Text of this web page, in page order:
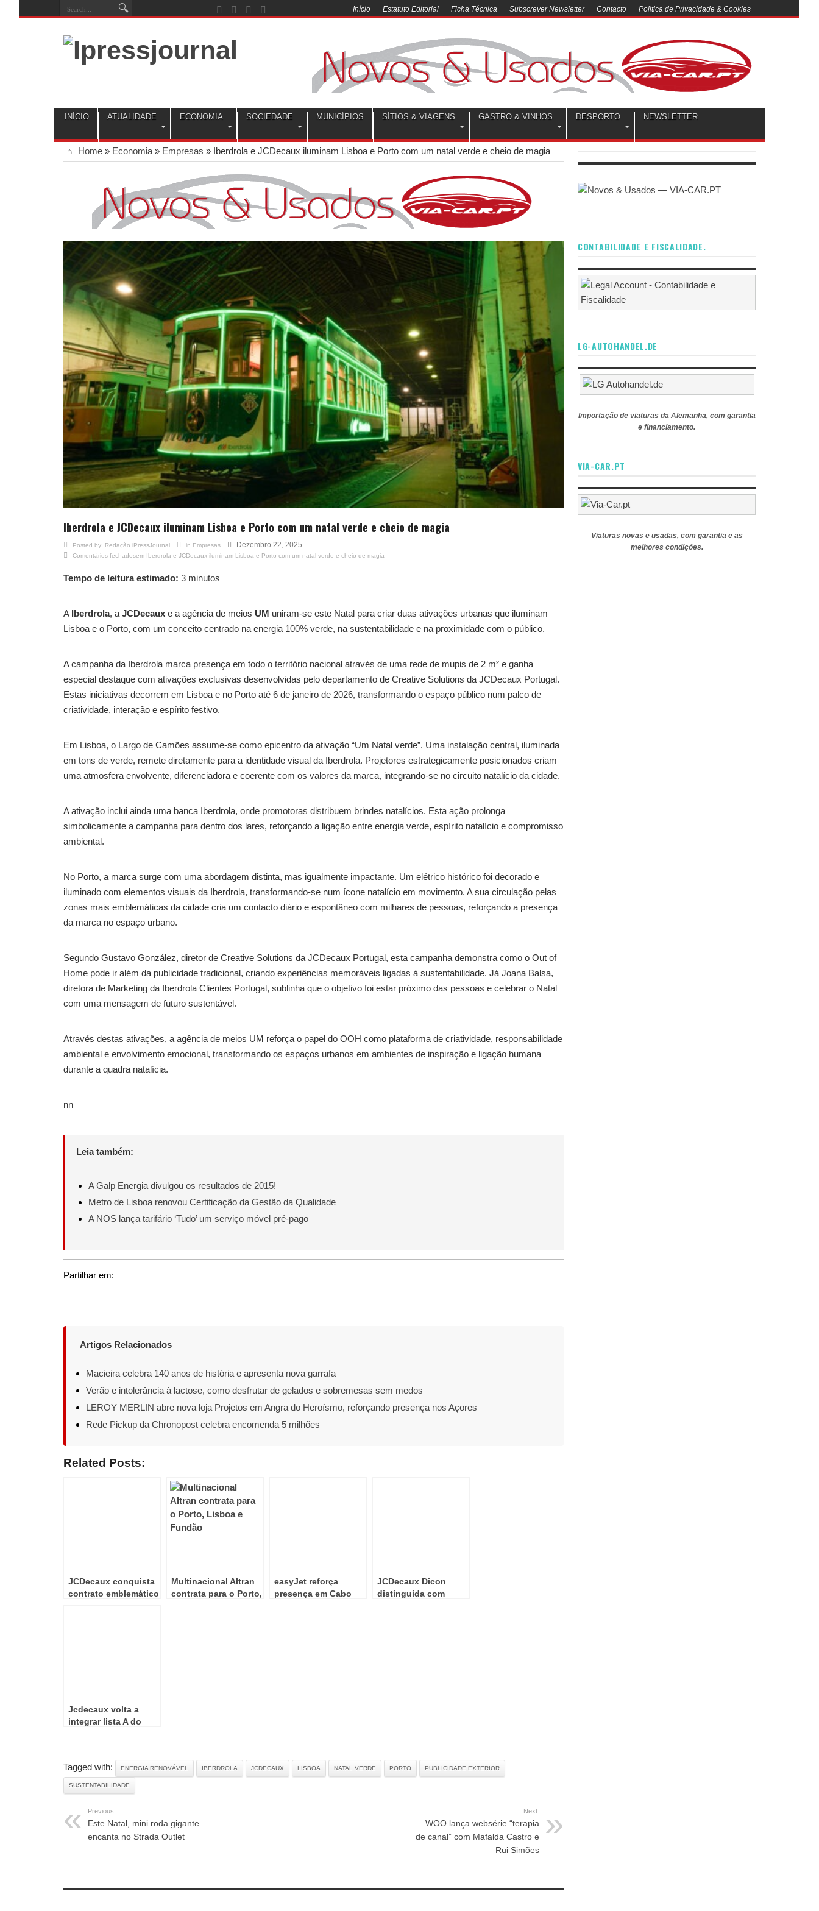
Início Estatuto Editorial Ficha Técnica Subscrever Newsletter Contacto Politica de Privacidade & Cookies
INÍCIO ATUALIDADE ECONOMIA SOCIEDADE MUNICÍPIOS SÍTIOS & VIAGENS GASTRO & VINHOS DESPORTO NEWSLETTER
Home » Economia » Empresas » Iberdrola e JCDecaux iluminam Lisboa e Porto com um natal verde e cheio de magia
Iberdrola e JCDecaux iluminam Lisboa e Porto com um natal verde e cheio de magia
Posted by: Redação iPressJournal in Empresas Dezembro 22, 2025
Comentários fechadosem Iberdrola e JCDecaux iluminam Lisboa e Porto com um natal verde e cheio de magia
Tempo de leitura estimado: 3 minutos
A Iberdrola, a JCDecaux e a agência de meios UM uniram-se este Natal para criar duas ativações urbanas que iluminam
Lisboa e o Porto, com um conceito centrado na energia 100% verde, na sustentabilidade e na proximidade com o público.
A campanha da Iberdrola marca presença em todo o território nacional através de uma rede de mupis de 2 m² e ganha
especial destaque com ativações exclusivas desenvolvidas pelo departamento de Creative Solutions da JCDecaux Portugal.
Estas iniciativas decorrem em Lisboa e no Porto até 6 de janeiro de 2026, transformando o espaço público num palco de
criatividade, interação e espírito festivo.
Em Lisboa, o Largo de Camões assume-se como epicentro da ativação “Um Natal verde”. Uma instalação central, iluminada
em tons de verde, remete diretamente para a identidade visual da Iberdrola. Projetores estrategicamente posicionados criam
uma atmosfera envolvente, diferenciadora e coerente com os valores da marca, integrando-se no circuito natalício da cidade.
A ativação inclui ainda uma banca Iberdrola, onde promotoras distribuem brindes natalícios. Esta ação prolonga
simbolicamente a campanha para dentro dos lares, reforçando a ligação entre energia verde, espírito natalício e compromisso
ambiental.
No Porto, a marca surge com uma abordagem distinta, mas igualmente impactante. Um elétrico histórico foi decorado e
iluminado com elementos visuais da Iberdrola, transformando-se num ícone natalício em movimento. A sua circulação pelas
zonas mais emblemáticas da cidade cria um contacto diário e espontâneo com milhares de pessoas, reforçando a presença
da marca no espaço urbano.
Segundo Gustavo González, diretor de Creative Solutions da JCDecaux Portugal, esta campanha demonstra como o Out of
Home pode ir além da publicidade tradicional, criando experiências memoráveis ligadas à sustentabilidade. Já Joana Balsa,
diretora de Marketing da Iberdrola Clientes Portugal, sublinha que o objetivo foi estar próximo das pessoas e celebrar o Natal
com uma mensagem de futuro sustentável.
Através destas ativações, a agência de meios UM reforça o papel do OOH como plataforma de criatividade, responsabilidade
ambiental e envolvimento emocional, transformando os espaços urbanos em ambientes de inspiração e ligação humana
durante a quadra natalícia.
nn
Leia também:
A Galp Energia divulgou os resultados de 2015!
Metro de Lisboa renovou Certificação da Gestão da Qualidade
A NOS lança tarifário ‘Tudo’ um serviço móvel pré-pago
Partilhar em:
Artigos Relacionados
Macieira celebra 140 anos de história e apresenta nova garrafa
Verão e intolerância à lactose, como desfrutar de gelados e sobremesas sem medos
LEROY MERLIN abre nova loja Projetos em Angra do Heroísmo, reforçando presença nos Açores
Rede Pickup da Chronopost celebra encomenda 5 milhões
Related Posts:
JCDecaux conquista
contrato emblemático
Multinacional Altran
contrata para o Porto,
easyJet reforça
presença em Cabo
JCDecaux Dicon
distinguida com
Jcdecaux volta a
integrar lista A do
Tagged with: ENERGIA RENOVÁVEL IBERDROLA JCDECAUX LISBOA NATAL VERDE PORTO PUBLICIDADE EXTERIOR
SUSTENTABILIDADE
Previous:
Este Natal, mini roda gigante
encanta no Strada Outlet
Next:
WOO lança websérie “terapia
de canal” com Mafalda Castro e
Rui Simões
CONTABILIDADE E FISCALIDADE.
LG-AUTOHANDEL.DE
Importação de viaturas da Alemanha, com garantia
e financiamento.
VIA-CAR.PT
Viaturas novas e usadas, com garantia e as
melhores condições.